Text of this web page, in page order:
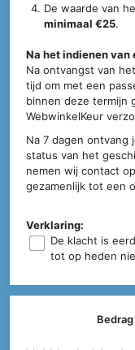
De waarde van
minimaal €25.
Na het indienen van
Na ontvangst van
tijd om met een
binnen deze termijn
WebwinkelKeur
Na 7 dagen ontvang
status van het
nemen wij contact
gezamenlijk tot een
Verklaring:
De klacht is
tot op heden